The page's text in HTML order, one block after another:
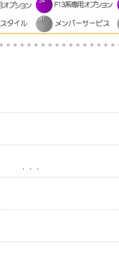
。 ・・・